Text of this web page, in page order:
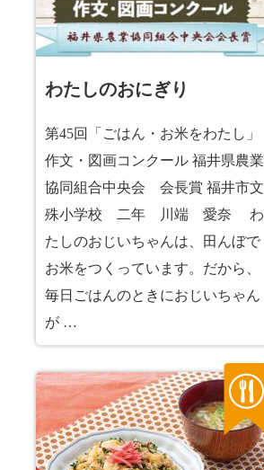
わたしのおにぎり
第45回「ごはん・お米をわたし」
作文・図画コンクール 福井県農業
協同組合中央会 会長賞 福井市文
殊小学校 二年 川端 愛奈 わ
たしのおじいちゃんは、田んぼで
お米をつくっています。だから、
毎日ごはんのときにおじいちゃん
が …